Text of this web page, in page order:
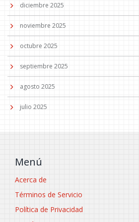
diciembre 2025
noviembre 2025
octubre 2025
septiembre 2025
agosto 2025
julio 2025
Menú
Acerca de
Términos de Servicio
Política de Privacidad